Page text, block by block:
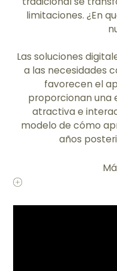
limitaciones. ¿En
Las soluciones
a las necesidades
favorecen el
proporcionan una
atractiva e
modelo de cómo
años